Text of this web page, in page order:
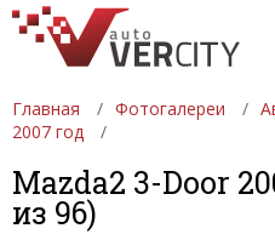
Главная Фотогалереи
2007 год
Mazda2 3-Door
из 96)
ФОТОГАЛЕРЕИ
АВТОСАЛОНЫ